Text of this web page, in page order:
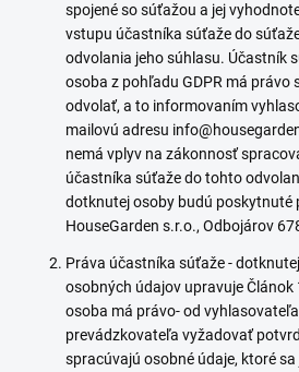
spojené so súťažou a jej
vstupu účastníka súťaže do
odvolania jeho súhlasu. Účastník
osoba z pohľadu GDPR má právo
odvolať, a to informovaním
mailovú adresu
nemá vplyv na zákonnosť
účastníka súťaže do tohto
dotknutej osoby budú poskytnuté
HouseGarden s.r.o., Odbojárov
Práva účastníka súťaže -
osobných údajov upravuje Článok
osoba má právo- od
prevádzkovateľa vyžadovať
spracúvajú osobné údaje, ktoré